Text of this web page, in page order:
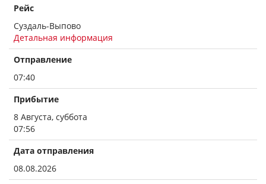
Рейс
Суздаль-Выпово
Детальная информация
Отправление
07:40
Прибытие
8 Августа, суббота
07:56
Дата отправления
08.08.2026